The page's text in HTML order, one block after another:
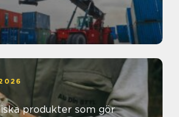
produkter som gör